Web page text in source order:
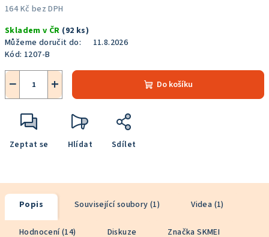
164 Kč bez DPH
cena:
Skladem v ČR (92 ks)
Můžeme doručit do:
11.8.2026
Kód: 1207-B
+
− Do košíku
Zeptat se Hlídat Sdílet
Popis Související soubory (1) Videa (1)
Hodnocení (14) Diskuze Značka SKMEI